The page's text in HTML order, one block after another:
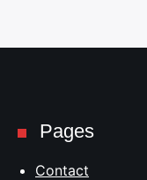
Pages
Contact